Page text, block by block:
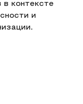
в контексте
и